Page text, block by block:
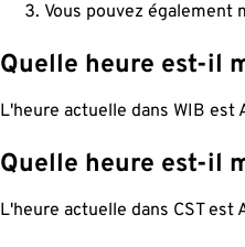
Vous pouvez également
Quelle heure est-il
L'heure actuelle dans WIB est
Quelle heure est-il
L'heure actuelle dans CST est